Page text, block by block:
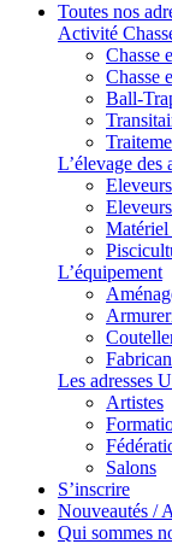
Toutes nos
Activité
Chasse
Chasse
Ball-
L’élevage des
Matériel
L’équipement
Les adresses
Artistes
Salons
S’inscrire
Nouveautés /
Qui sommes